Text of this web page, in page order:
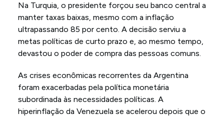
Na Turquia, o presidente forçou seu banco central a
manter taxas baixas, mesmo com a inflação
ultrapassando 85 por cento. A decisão serviu a
metas políticas de curto prazo e, ao mesmo tempo,
devastou o poder de compra das pessoas comuns.
As crises econômicas recorrentes da Argentina
foram exacerbadas pela política monetária
subordinada às necessidades políticas. A
hiperinflação da Venezuela se acelerou depois que o